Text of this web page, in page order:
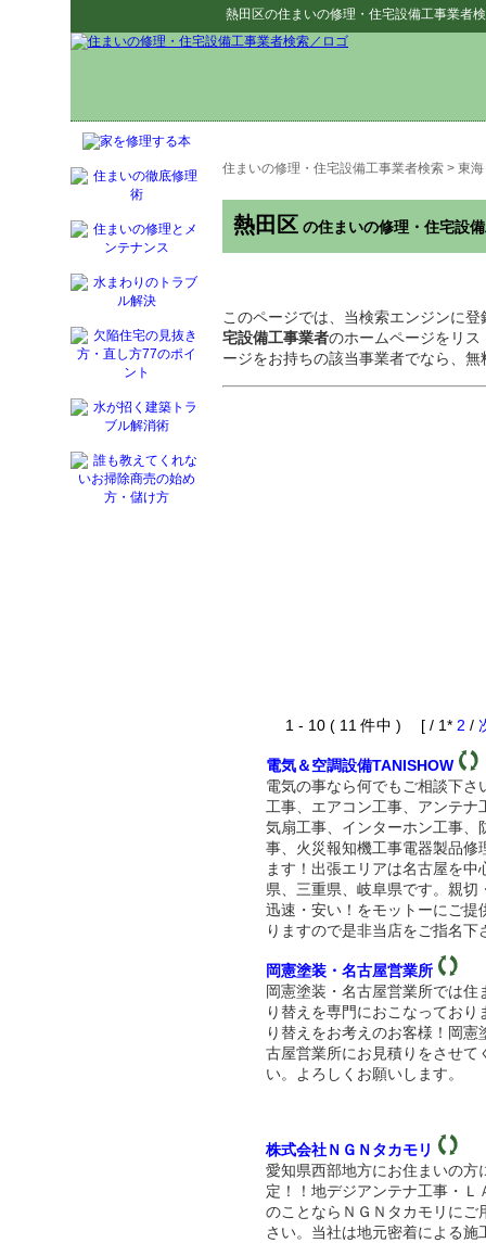
熱田区の住まいの修理・住宅設備工事業者
住まいの修理・住宅設備工事業者検索 > 東海
熱田区 の住まいの修理・住宅設
このページでは、当検索エンジンに登
宅設備工事業者のホームページをリ
ージをお持ちの該当事業者でなら、
1 - 10 ( 11 件中 ) [ / 1* 2 /
電気＆空調設備TANISHOW
電気の事なら何でもご相談下さ
工事、エアコン工事、アンテナ
気扇工事、インターホン工事、
事、火災報知機工事電器製品修
ます！出張エリアは名古屋を中
県、三重県、岐阜県です。親切
迅速・安い！をモットーにご提
りますので是非当店をご指名下
岡憲塗装・名古屋営業所
岡憲塗装・名古屋営業所では住
り替えを専門におこなっており
り替えをお考えのお客様！岡憲
古屋営業所にお見積りをさせて
い。よろしくお願いします。
株式会社ＮＧＮタカモリ
愛知県西部地方にお住まいの方
定！！地デジアンテナ工事・Ｌ
のことならＮＧＮタカモリにご
さい。当社は地元密着による施